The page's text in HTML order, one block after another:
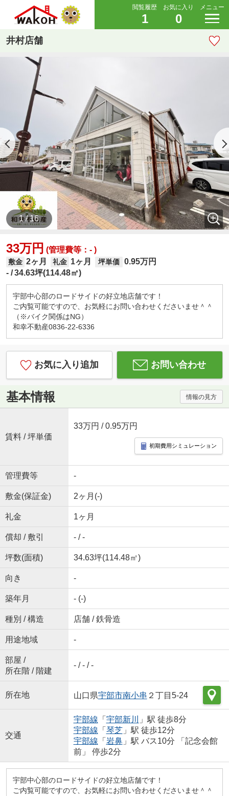
閲覧履歴
1
お気に入り
0
メニュー
井村店舗
1 / 16
33万円 (管理費等：- )
敷金 2ヶ月 礼金 1ヶ月 坪単価 0.95万円
-
34.63坪(114.48㎡)
宇部中心部のロードサイドの好立地店舗です！
ご内覧可能ですので、お気軽にお問い合わせくださいませ＾＾
（※バイク関係はNG）
和幸不動産0836-22-6336
お気に入り追加 お問い合わせ
基本情報 情報の見方
賃料 / 坪単価
33万円 / 0.95万円
初期費用シミュレーション
管理費等 -
敷金(保証金) 2ヶ月(-)
礼金 1ヶ月
償却 / 敷引 - / -
坪数(面積) 34.63坪(114.48㎡)
向き -
築年月 - (-)
種別 / 構造 店舗 / 鉄骨造
用途地域 -
部屋 /
所在階 / 階建
- / - / -
所在地 山口県宇部市南小串 ２丁目5-24
交通
宇部線 「 宇部新川
」駅 徒歩8分
宇部線 「 琴芝」駅 徒歩12分
宇部線 「 岩鼻」駅 バス10分 「記念会館
前」 停歩2分
宇部中心部のロードサイドの好立地店舗です！
ご内覧可能ですので、お気軽にお問い合わせくださいませ＾＾